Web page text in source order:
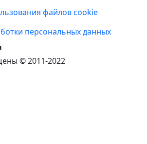
файлов cookie
персональных данных
© 2011-2022